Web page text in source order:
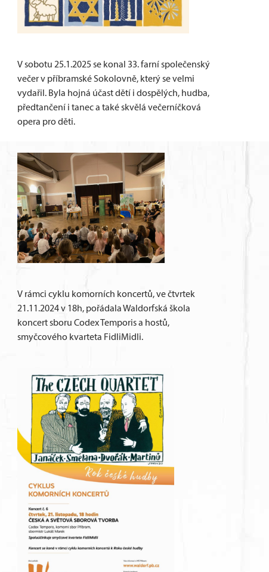
V sobotu 25.1.2025 se konal 33. farní společenský
večer v příbramské Sokolovně, který se velmi
vydařil. Byla hojná účast dětí i dospělých, hudba,
předtančení i tanec a také skvělá večerníčková
opera pro děti.
V rámci cyklu komorních koncertů, ve čtvrtek
21.11.2024 v 18h, pořádala Waldorfská škola
koncert sboru Codex Temporis a hostů,
smyčcového kvarteta FidliMidli.